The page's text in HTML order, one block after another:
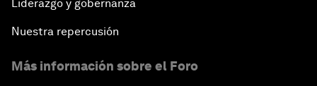
Liderazgo y gobernanza
Nuestra repercusión
Más información sobre el Foro